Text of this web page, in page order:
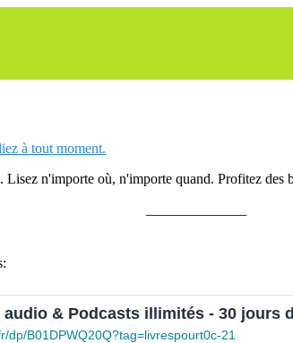
à tout moment.
n'importe où, n'importe quand. Profitez des
& Podcasts illimités - 30 jours
dp/B01DPWQ20Q?tag=livrespourt0c-21